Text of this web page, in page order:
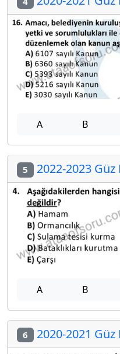
A B
5 2022-2023 Güz
A B
6 2020-2021 Güz